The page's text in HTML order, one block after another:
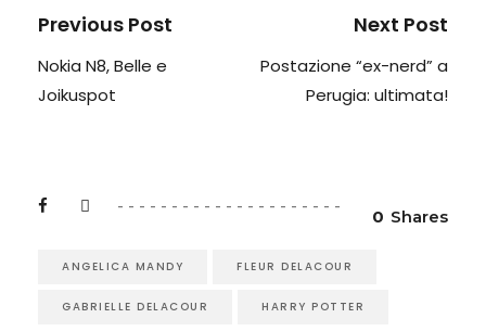
Previous Post
Nokia N8, Belle e
Joikuspot
Next Post
Postazione “ex-nerd” a
Perugia: ultimata!
0 Shares
ANGELICA MANDY FLEUR DELACOUR
GABRIELLE DELACOUR HARRY POTTER